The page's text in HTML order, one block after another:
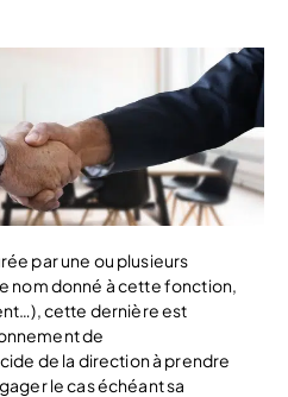
par une ou plusieurs
nom donné à cette fonction,
cette dernière est
de
de la direction à prendre
le cas échéant sa